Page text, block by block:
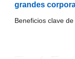
grandes
Beneficios clave